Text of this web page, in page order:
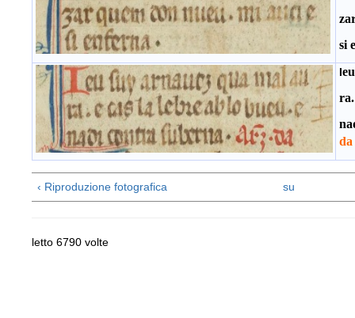
si
Ieu
da
‹ Riproduzione fotografica su
letto 6790 volte